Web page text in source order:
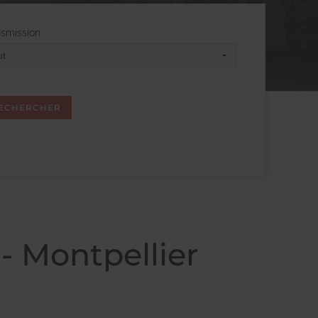
- Montpellier